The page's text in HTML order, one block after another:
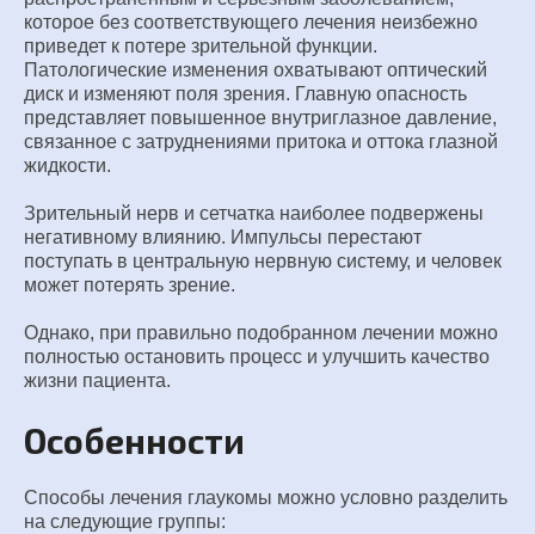
которое без соответствующего лечения неизбежно
приведет к потере зрительной функции.
Патологические изменения охватывают оптический
диск и изменяют поля зрения. Главную опасность
представляет повышенное внутриглазное давление,
связанное с затруднениями притока и оттока глазной
жидкости.
Зрительный нерв и сетчатка наиболее подвержены
негативному влиянию. Импульсы перестают
поступать в центральную нервную систему, и человек
может потерять зрение.
Однако, при правильно подобранном лечении можно
полностью остановить процесс и улучшить качество
жизни пациента.
Особенности
Способы лечения глаукомы можно условно разделить
на следующие группы: